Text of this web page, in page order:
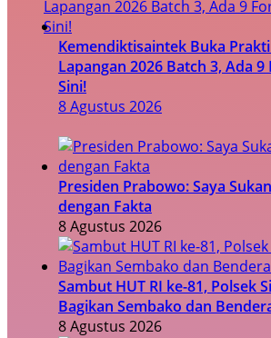
Kemendiktisaintek Buka
Lapangan 2026 Batch 3, Ada 9
Sini!
8 Agustus 2026
Presiden Prabowo: Saya
dengan Fakta
8 Agustus 2026
Sambut HUT RI ke-81, Polsek
Bagikan Sembako dan
8 Agustus 2026